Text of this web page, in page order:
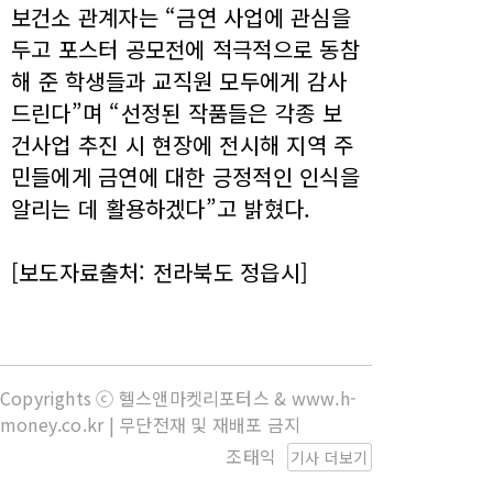
보건소 관계자는 “금연 사업에 관심을
두고 포스터 공모전에 적극적으로 동참
해 준 학생들과 교직원 모두에게 감사
드린다”며 “선정된 작품들은 각종 보
건사업 추진 시 현장에 전시해 지역 주
민들에게 금연에 대한 긍정적인 인식을
알리는 데 활용하겠다”고 밝혔다.
[보도자료출처: 전라북도 정읍시]
Copyrights ⓒ 헬스앤마켓리포터스 & www.h-
money.co.kr | 무단전재 및 재배포 금지
기사 더보기
조태익